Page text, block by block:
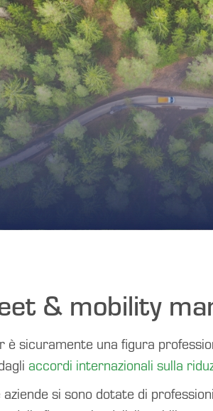
& mobility
sicuramente una figura
accordi internazionali sulla
si sono dotate di